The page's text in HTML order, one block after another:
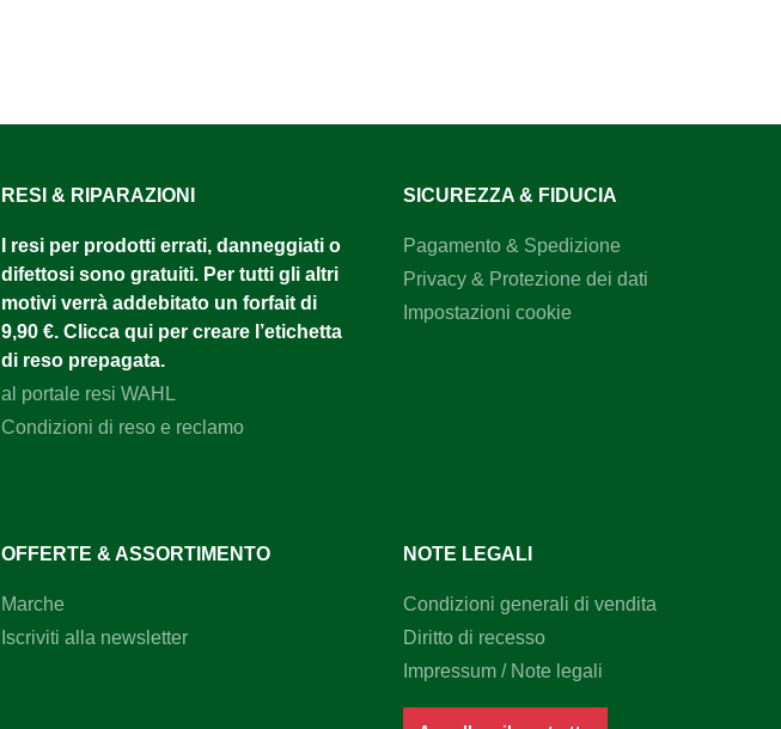
RESI & RIPARAZIONI
I resi per prodotti errati, danneggiati o
difettosi sono gratuiti. Per tutti gli altri
motivi verrà addebitato un forfait di
9,90 €. Clicca qui per creare l’etichetta
di reso prepagata.
al portale resi WAHL
Condizioni di reso e reclamo
SICUREZZA & FIDUCIA
Pagamento & Spedizione
Privacy & Protezione dei dati
Impostazioni cookie
OFFERTE & ASSORTIMENTO
Marche
Iscriviti alla newsletter
NOTE LEGALI
Condizioni generali di vendita
Diritto di recesso
Impressum / Note legali